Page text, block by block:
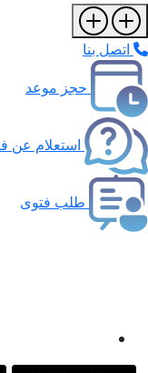
اتصل بنا
حجز موعد
استعلام عن
طلب فتوى